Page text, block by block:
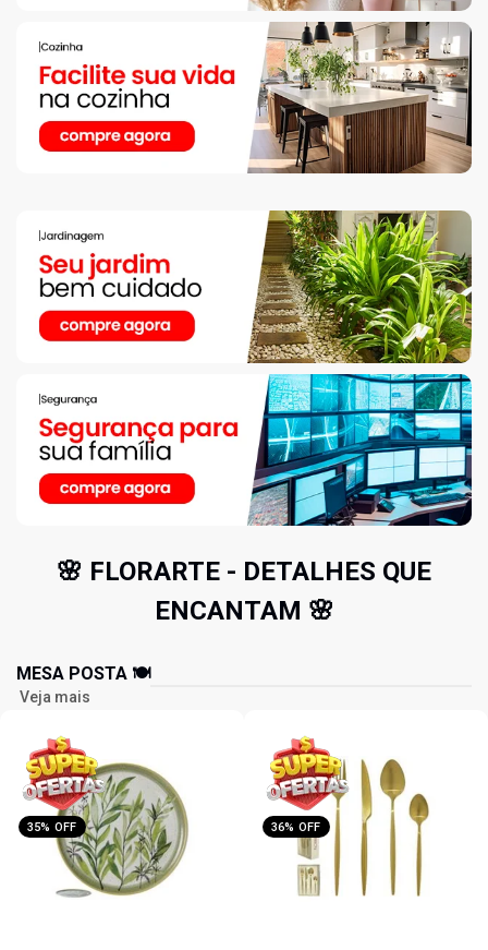
🌸 FLORARTE - DETALHES QUE
ENCANTAM 🌸
MESA POSTA 🍽️
Veja mais
35% OFF 36% OFF